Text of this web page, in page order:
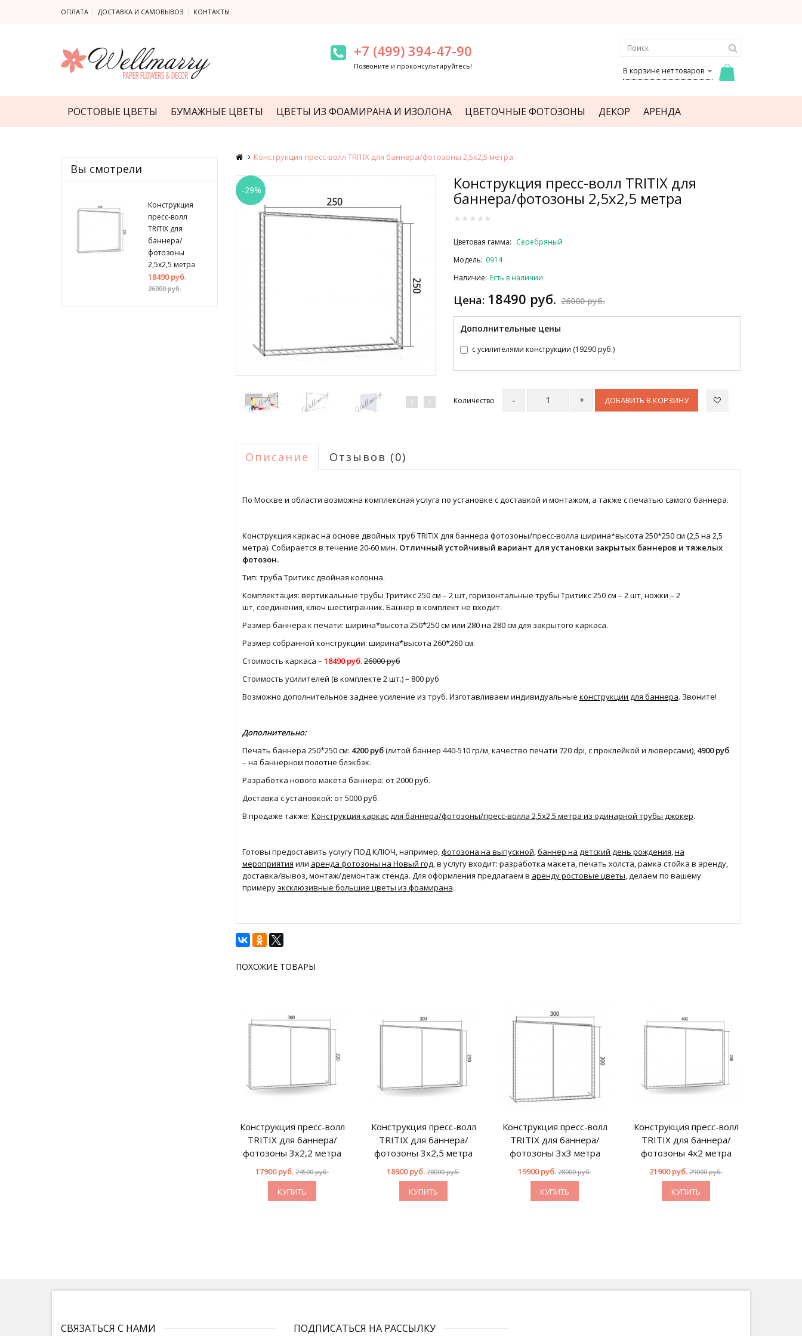
ОПЛАТА ДОСТАВКА И САМОВЫВОЗ КОНТАКТЫ
+7 (499) 394-47-90
Позвоните и проконсультируйтесь! В корзине нет товаров
РОСТОВЫЕ ЦВЕТЫ БУМАЖНЫЕ ЦВЕТЫ ЦВЕТЫ ИЗ ФОАМИРАНА И ИЗОЛОНА ЦВЕТОЧНЫЕ ФОТОЗОНЫ ДЕКОР АРЕНДА
Вы смотрели
Конструкция
пресс-волл
TRITIX для
баннера/
фотозоны
2,5х2,5 метра
18490 руб.
26000 руб.
Конструкция пресс-волл TRITIX для баннера/фотозоны 2,5х2,5 метра
-29% Конструкция пресс-волл TRITIX для
баннера/фотозоны 2,5х2,5 метра
Цветовая гамма: Серебряный
Модель: 0914
Наличие: Есть в наличии
Цена: 18490 руб. 26000 руб.
Дополнительные цены
с усилителями конструкции (19290 руб.)
Количество ДОБАВИТЬ В КОРЗИНУ
Описание Отзывов (0)
По Москве и области возможна комплексная услуга по установке с доставкой и монтажом, а также с печатью самого баннера.
Конструкция каркас на основе двойных труб TRITIX для баннера фотозоны/пресс-волла ширина*высота 250*250 см (2,5 на 2,5
метра). Собирается в течение 20-60 мин. Отличный устойчивый вариант для установки закрытых баннеров и тяжелых
фотозон.
Тип: труба Тритикс двойная колонна.
Комплектация: вертикальные трубы Тритикс 250 см – 2 шт, горизонтальные трубы Тритикс 250 см – 2 шт, ножки – 2
шт, соединения, ключ шестигранник. Баннер в комплект не входит.
Размер баннера к печати: ширина*высота 250*250 см или 280 на 280 см для закрытого каркаса.
Размер собранной конструкции: ширина*высота 260*260 см.
Стоимость каркаса – 18490 руб.26000 руб
Стоимость усилителей (в комплекте 2 шт.) – 800 руб
Возможно дополнительное заднее усиление из труб. Изготавливаем индивидуальные конструкции для баннера. Звоните!
Дополнительно:
Печать баннера 250*250 см: 4200 руб(литой баннер 440-510 гр/м, качество печати 720 dpi, с проклейкой и люверсами), 4900 руб
– на баннерном полотне блэкбэк.
Разработка нового макета баннера: от 2000 руб.
Доставка с установкой: от 5000 руб.
В продаже также: Конструкция каркас для баннера/фотозоны/пресс-волла 2,5х2,5 метра из одинарной трубы джокер.
Готовы предоставить услугу ПОД КЛЮЧ, например,фотозона на выпускной,баннер на детский день рождения,на
мероприятия или аренда фотозоны на Новый год, в услугу входит: разработка макета, печать холста, рамка стойка в аренду,
доставка/вывоз, монтаж/демонтаж стенда. Для оформления предлагаем в аренду ростовые цветы, делаем по вашему
примеру эксклюзивные большие цветы из фоамирана.
ПОХОЖИЕ ТОВАРЫ
Конструкция пресс-волл
TRITIX для баннера/
фотозоны 3х2,2 метра
17900 руб. 24500 руб.
КУПИТЬ
Конструкция пресс-волл
TRITIX для баннера/
фотозоны 3х2,5 метра
18900 руб. 28000 руб.
КУПИТЬ
Конструкция пресс-волл
TRITIX для баннера/
фотозоны 3х3 метра
19900 руб. 28000 руб.
КУПИТЬ
Конструкция пресс-волл
TRITIX для баннера/
фотозоны 4х2 метра
21900 руб. 29000 руб.
КУПИТЬ
СВЯЗАТЬСЯ С НАМИ ПОДПИСАТЬСЯ НА РАССЫЛКУ